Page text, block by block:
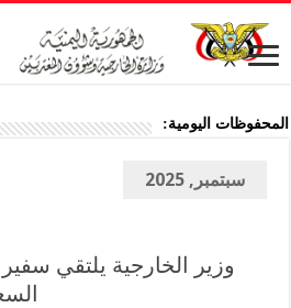
المحفوظات اليومية:
سبتمبر, 2025
وزير الخارجية يلتقي سفير